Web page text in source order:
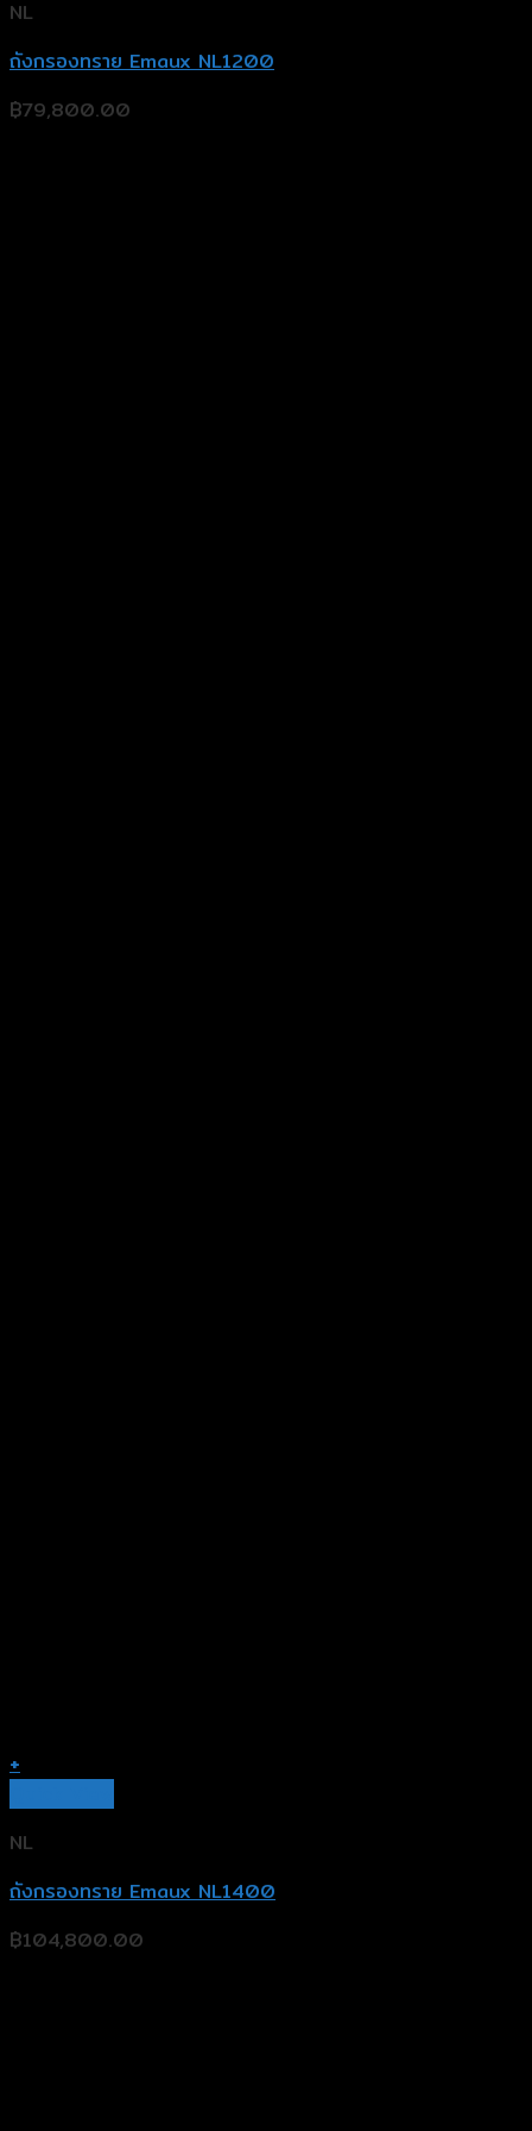
NL
ถังกรองทราย Emaux NL1200
฿79,800.00
+
NL
ถังกรองทราย Emaux NL1400
฿104,800.00